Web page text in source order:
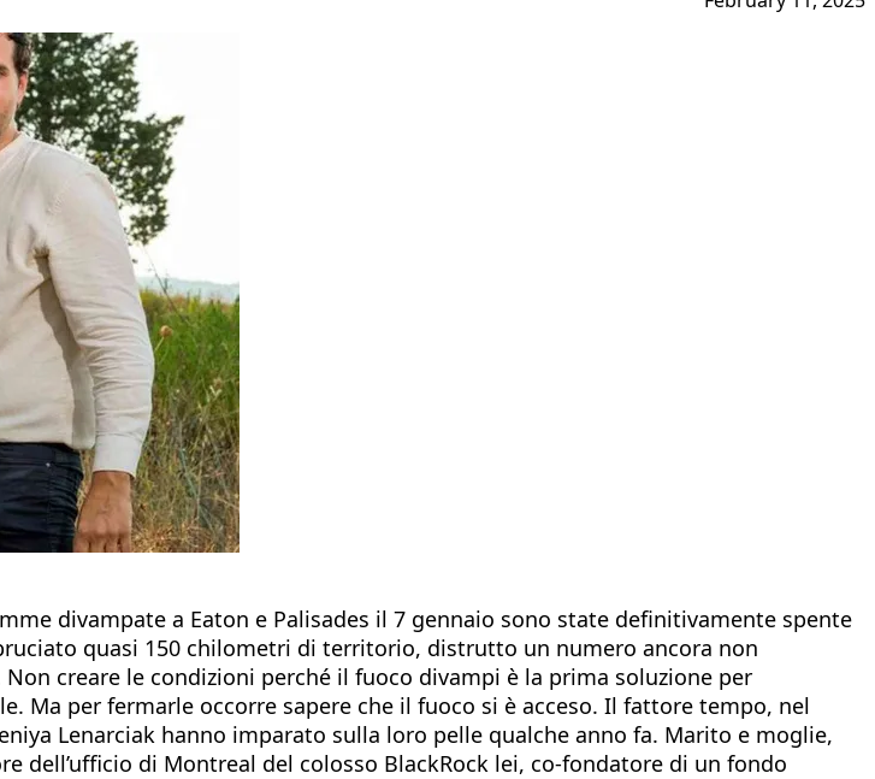
divampate a Eaton e Palisades il 7 gennaio sono state definitivamente spente
quasi 150 chilometri di territorio, distrutto un numero ancora non
creare le condizioni perché il fuoco divampi è la prima soluzione per
Ma per fermarle occorre sapere che il fuoco si è acceso. Il fattore tempo, nel
Lenarciak hanno imparato sulla loro pelle qualche anno fa. Marito e moglie,
di Montreal del colosso BlackRock lei, co-fondatore di un fondo